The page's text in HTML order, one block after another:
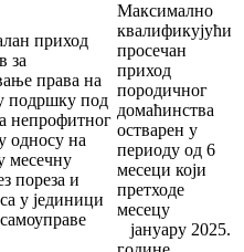
приход
за
права на
подршку под
непрофитног
односу на
месечну
пореза и
у јединици
Максимално
квалификујући
просечан
приход
породичног
домаћинства
остварен у
периоду од 6
месеци који
претходе
месецу
јануару 2025.